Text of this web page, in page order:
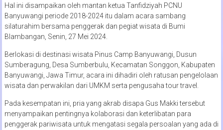
Hal ini disampaikan oleh mantan ketua Tanfidziyah PCNU
Banyuwangi periode 2018-2024 itu dalam acara sambang
silaturahim bersama penggerak dan pegiat wisata di Bumi
Blambangan, Senin, 27 Mei 2024.
Berlokasi di destinasi wisata Pinus Camp Banyuwangi, Dusun
Sumberagung, Desa Sumberbulu, Kecamatan Songgon, Kabupaten
Banyuwangi, Jawa Timur, acara ini dihadiri oleh ratusan pengelolaan
wisata dan perwakilan dari UMKM serta pengusaha tour travel.
Pada kesempatan ini, pria yang akrab disapa Gus Makki tersebut
menyampaikan pentingnya kolaborasi dan keterlibatan para
penggerak pariwisata untuk mengatasi segala persoalan yang ada di